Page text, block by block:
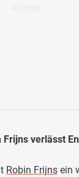
verlässt
Robin Frijns ein